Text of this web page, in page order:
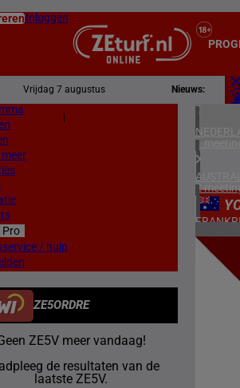
Inloggen
Vrijdag 7 augustus Nieuws:
Pro
/ hulp
ZE5ORDRE
ZE5V meer vandaag!
de resultaten van de
laatste ZE5V.
1
2
1
8
21/04/